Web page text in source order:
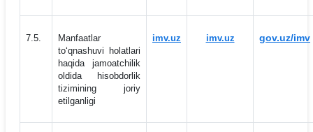
7.5.
Manfaatlar
to‘qnashuvi holatlari
haqida jamoatchilik
oldida hisobdorlik
tizimining joriy
etilganligi
imv.uz imv.uz gov.uz/imv